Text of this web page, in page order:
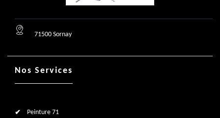
71500 Sornay
Nos Services
Peinture 71